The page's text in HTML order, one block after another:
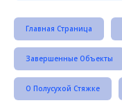
Главная Страница
Завершенные Объекты
О Полусухой Стяжке